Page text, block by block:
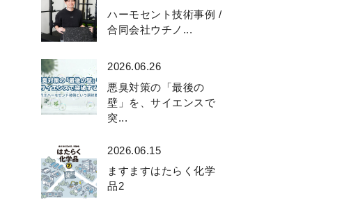
ハーモセント技術事例 /
合同会社ウチノ...
2026.06.26
悪臭対策の「最後の
壁」を、サイエンスで
突...
2026.06.15
ますますはたらく化学
品2